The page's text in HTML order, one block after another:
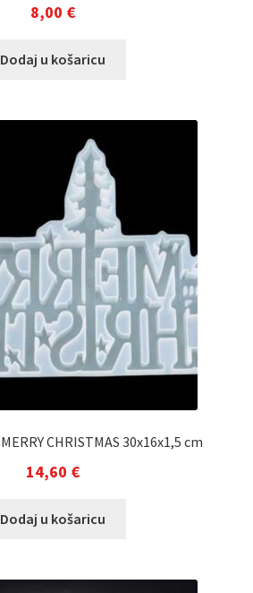
8,00 €
Dodaj u košaricu
CHRISTMAS 30x16x1,5 cm
14,60 €
Dodaj u košaricu